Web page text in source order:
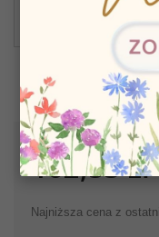
Drukuj
162,53 zł
Najniższa cena z